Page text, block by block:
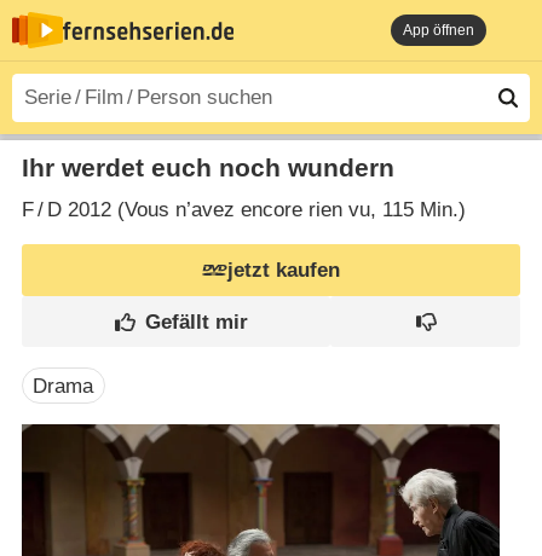
App öffnen
Ihr werdet euch noch wundern
F/ D2012 (Vous n’avez encore rien vu‎, 115 Min.)
jetzt kaufen
Drama